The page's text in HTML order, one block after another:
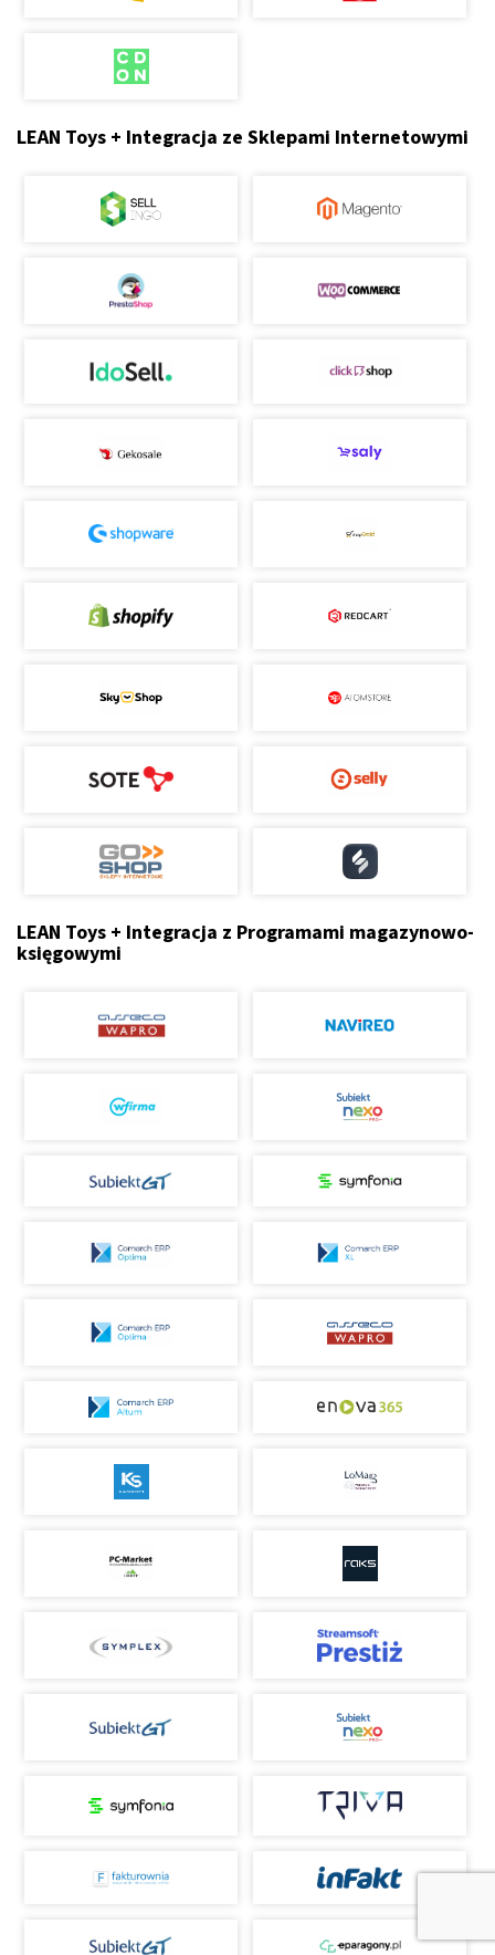
LEAN Toys + Integracja ze Sklepami Internetowymi
LEAN Toys + Integracja z Programami magazynowo-
księgowymi